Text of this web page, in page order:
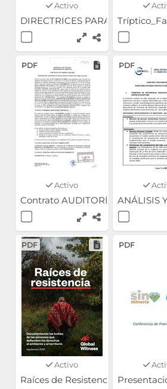
Activo
DIRECTRICES PARA EL USO
PDF
Activo
Contrato AUDITORÍA - SGS
PDF
ANÁLISIS
PDF
Activo
Raíces de Resistencia: Global
PDF